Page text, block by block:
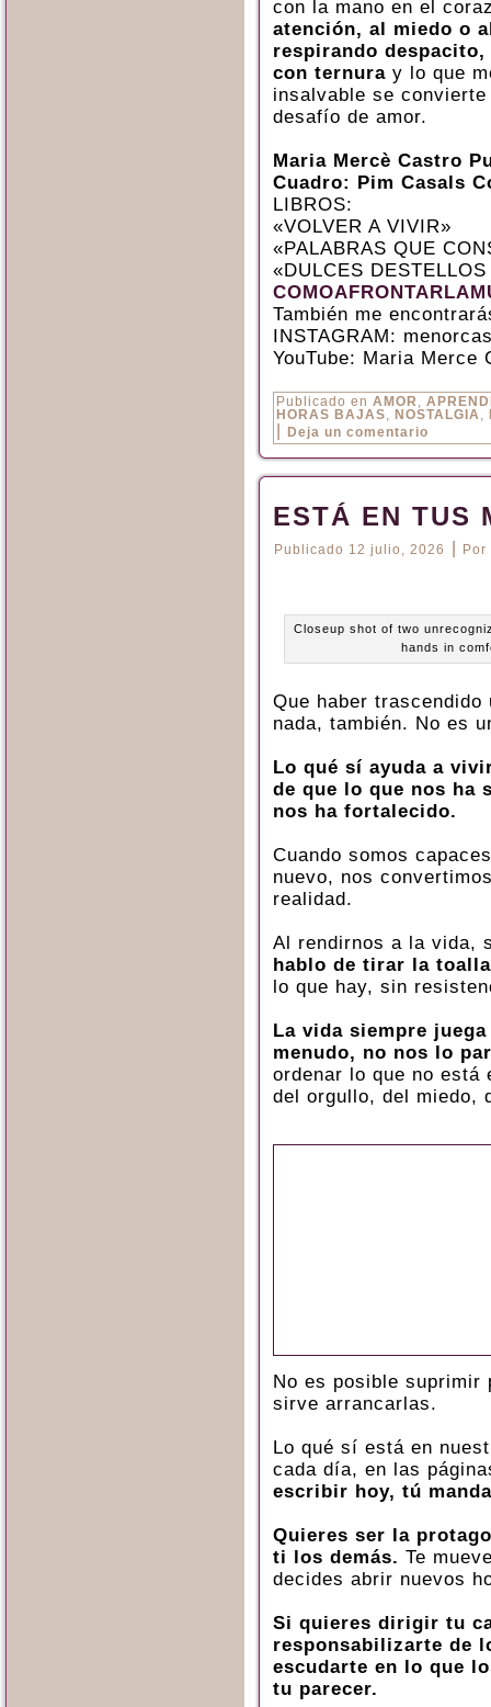
con la mano en el
atención, al miedo o
respirando despacito,
con ternura y lo que
insalvable se
desafío de amor.
Maria Mercè Castro
Cuadro: Pim Casals
LIBROS:
«VOLVER A VIVIR»
«PALABRAS QUE
«DULCES
También me
INSTAGRAM:
YouTube: Maria Merce
Publicado en AMOR ,
HORAS BAJAS, NOSTALGIA ,
Deja un comentario
ESTÁ EN TUS
Publicado 12 julio, 2026 Por
Closeup shot of two
hands in
Que haber trascendido
nada, también. No es
Lo qué sí ayuda a
de que lo que nos ha
nos ha fortalecido.
Cuando somos
nuevo, nos
realidad.
Al rendirnos a la vida,
hablo de tirar la
lo que hay, sin
La vida siempre
menudo, no nos lo
ordenar lo que no
del orgullo, del miedo,
No es posible suprimir
sirve arrancarlas.
Lo qué sí está en
cada día, en las
escribir hoy, tú
Quieres ser la
ti los demás. Te
decides abrir nuevos
Si quieres dirigir tu
responsabilizarte de
escudarte en lo que
tu parecer.